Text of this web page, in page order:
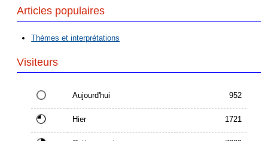
Articles populaires
Thèmes et interprétations
Visiteurs
Aujourd'hui 952
Hier 1721